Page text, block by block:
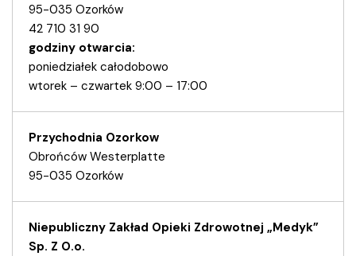
95-035 Ozorków
42 710 31 90
godziny otwarcia:
poniedziałek całodobowo
wtorek – czwartek 9:00 – 17:00
Przychodnia Ozorkow
Obrońców Westerplatte
95-035 Ozorków
Niepubliczny Zakład Opieki Zdrowotnej „Medyk”
Sp. Z O.o.